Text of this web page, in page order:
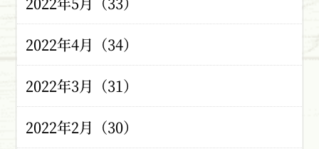
2022年4月（34）
2022年3月（31）
2022年2月（30）